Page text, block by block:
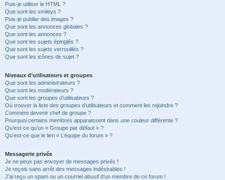
Puis-je utiliser le HTML ?
Que sont les smileys ?
Puis-je publier des images ?
Que sont les annonces globales ?
Que sont les annonces ?
Que sont les sujets épinglés ?
Que sont les sujets verrouillés ?
Que sont les icônes de sujet ?
Niveaux d’utilisateurs et groupes
Que sont les administrateurs ?
Que sont les modérateurs ?
Que sont les groupes d’utilisateurs ?
Où trouver la liste des groupes d’utilisateurs et comment les rejoindre ?
Comment devenir chef de groupe ?
Pourquoi certains membres apparaissent dans une couleur différente ?
Qu’est-ce qu’un « Groupe par défaut » ?
Qu’est-ce que le lien « L’équipe du forum » ?
Messagerie privée
Je ne peux pas envoyer de messages privés !
Je reçois sans arrêt des messages indésirables !
J’ai reçu un spam ou un courriel abusif d’un membre de ce forum !